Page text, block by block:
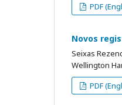
PDF
Novos
Seixas
Wellington
PDF